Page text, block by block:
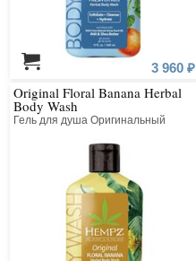
3 960 ₽
Original Floral Banana Herbal
Body Wash
Гель для душа Оригинальный